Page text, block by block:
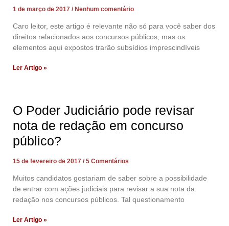
1 de março de 2017 Nenhum comentário
Caro leitor, este artigo é relevante não só para você saber dos
direitos relacionados aos concursos públicos, mas os
elementos aqui expostos trarão subsídios imprescindíveis
Ler Artigo »
O Poder Judiciário pode revisar
nota de redação em concurso
público?
15 de fevereiro de 2017 5 Comentários
Muitos candidatos gostariam de saber sobre a possibilidade
de entrar com ações judiciais para revisar a sua nota da
redação nos concursos públicos. Tal questionamento
Ler Artigo »